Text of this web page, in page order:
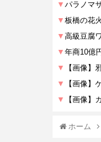
ホーム